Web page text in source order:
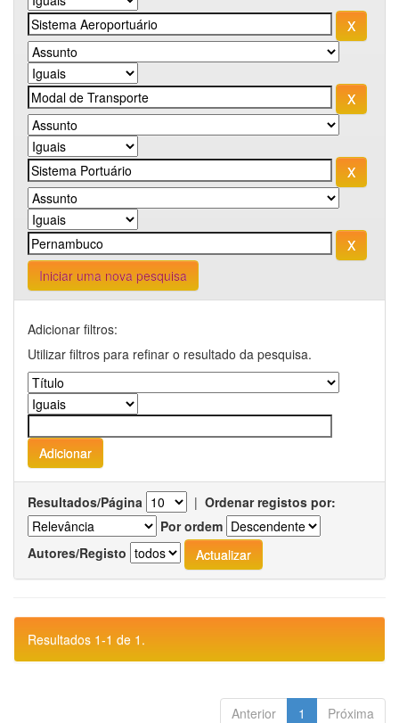
Iniciar uma nova pesquisa
Adicionar filtros:
Utilizar filtros para refinar o resultado da pesquisa.
Resultados/Página | Ordenar registos por:
Por ordem
Autores/Registo
Resultados 1-1 de 1.
Anterior 1 Próxima